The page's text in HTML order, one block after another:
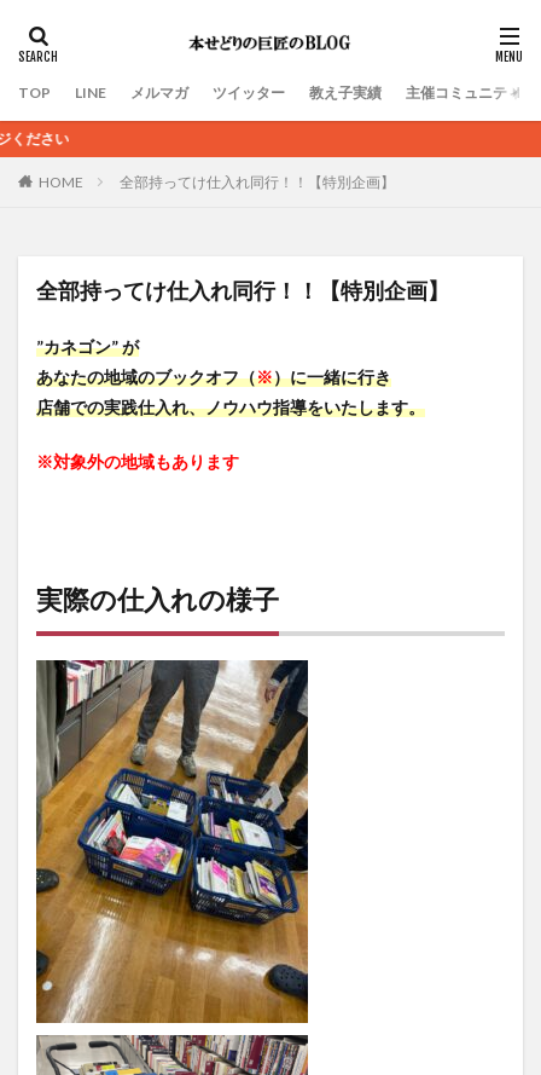
TOP LINE メルマガ ツイッター 教え子実績 主催コミュニティ
HOME 全部持ってけ仕入れ同行！！【特別企画】
全部持ってけ仕入れ同行！！【特別企画】
”カネゴン” が
あなたの地域のブックオフ（※）に一緒に行き
店舗での実践仕入れ、ノウハウ指導をいたします。
※対象外の地域もあります
実際の仕入れの様子